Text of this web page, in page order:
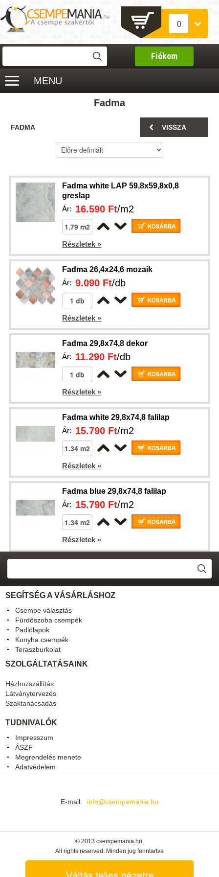
0
Fiókom
MENU
Fadma
FADMA VISSZA
Fadma white LAP 59,8x59,8x0,8
greslap
Ár: 16.590 Ft/m2
Részletek »
Fadma 26,4x24,6 mozaik
Ár:9.090 Ft/db
Részletek »
Fadma 29,8x74,8 dekor
Ár: 11.290 Ft/db
Részletek »
Fadma white 29,8x74,8 falilap
Ár: 15.790 Ft/m2
Részletek »
Fadma blue 29,8x74,8 falilap
Ár: 15.790 Ft/m2
Részletek »
SEGÍTSÉG A VÁSÁRLÁSHOZ
Csempe választás
Fürdőszoba csempék
Padlólapok
Konyha csempék
Teraszburkolat
SZOLGÁLTATÁSAINK
Házhozszállítás
Látványtervezés
Szaktanácsadás
TUDNIVALÓK
Impresszum
ÁSZF
Megrendelés menete
Adatvédelem
E-mail: info@csempemania.hu
© 2013 csempemania.hu.
All rights reserved. Minden jog fenntartva